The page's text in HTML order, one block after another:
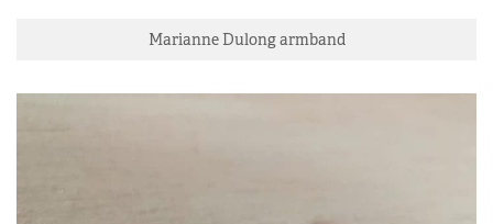
Marianne Dulong armband